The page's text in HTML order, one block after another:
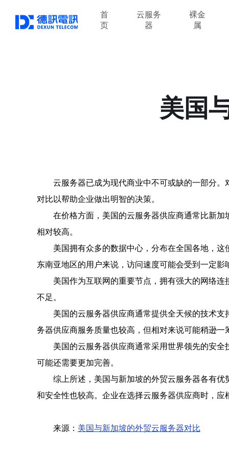
首
页
云服务
器
裸金
属
美国
云服务器已成为现代商业中不可或缺的一部分
对比以帮助企业做出明智的决策。
在价格方面，美国的云服务器供应商通常比新
相对较高。
美国拥有众多的数据中心，分布在全国各地，
东南亚地区的用户来说，访问速度可能会受到一定影
美国作为互联网的重要节点，拥有强大的网络
不足。
美国的云服务器供应商通常提供全天候的技术
务器供应商服务质量也较高，但相对来说可能稍逊一
美国的云服务器供应商通常采用世界领先的安
可能还需要更加完善。
综上所述，美国与新加坡的外贸云服务器各有
和安全性也较高。企业在选择云服务器供应商时，
来源： 美国与新加坡的外贸云服务器对比